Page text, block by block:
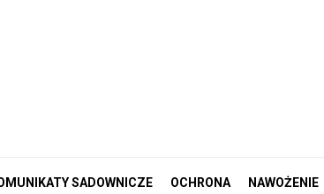
SADOWNICZE OCHRONA NAWOŻENIE